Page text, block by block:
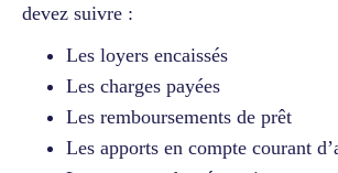
devez suivre :
Les loyers encaissés
Les charges payées
Les remboursements de prêt
Les apports en compte courant